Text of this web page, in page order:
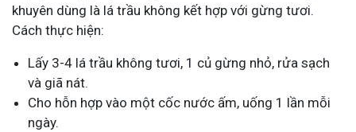
khuyên dùng là lá trầu không kết hợp với gừng tươi.
Cách thực hiện:
Lấy 3-4 lá trầu không tươi, 1 củ gừng nhỏ, rửa sạch
và giã nát.
Cho hỗn hợp vào một cốc nước ấm, uống 1 lần mỗi
ngày.